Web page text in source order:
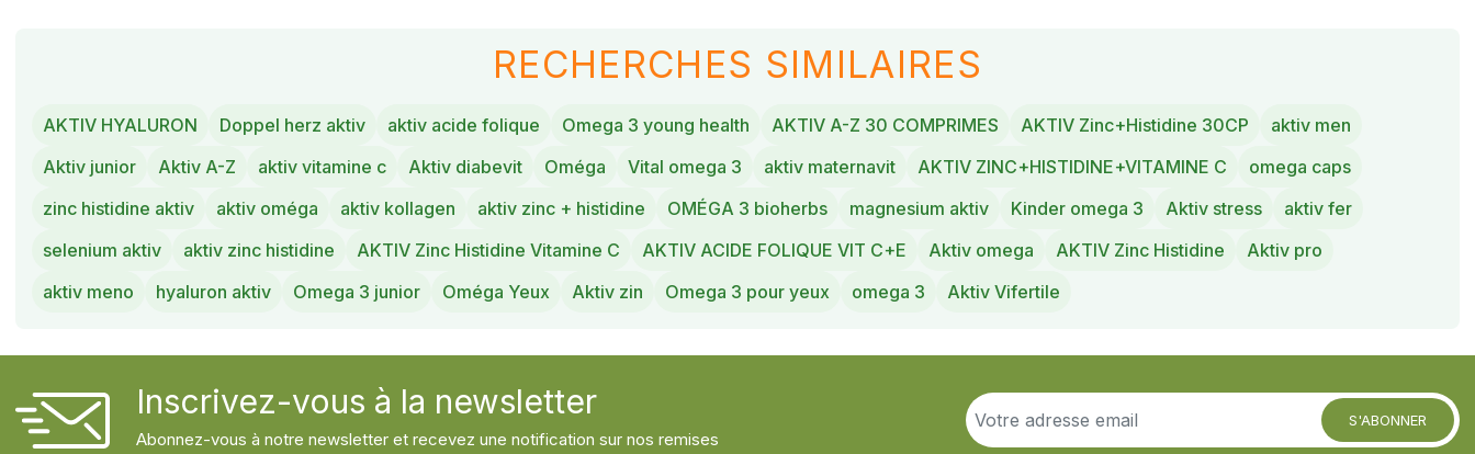
RECHERCHES SIMILAIRES
AKTIV HYALURON Doppel herz aktiv aktiv acide folique Omega 3 young health AKTIV A-Z 30 COMPRIMES AKTIV Zinc+Histidine 30CP
aktiv men
Aktiv junior
Aktiv A-Z aktiv vitamine c Aktiv diabevit Oméga Vital omega 3 aktiv maternavit AKTIV ZINC+HISTIDINE+VITAMINE C
omega caps
zinc histidine aktiv
aktiv oméga aktiv kollagen aktiv zinc + histidine OMÉGA 3 bioherbs magnesium aktiv Kinder omega 3 Aktiv stress
aktiv fer
selenium aktiv
aktiv zinc histidine AKTIV Zinc Histidine Vitamine C AKTIV ACIDE FOLIQUE VIT C+E Aktiv omega AKTIV Zinc Histidine
Aktiv pro
aktiv meno
hyaluron aktiv Omega 3 junior Oméga Yeux Aktiv zin Omega 3 pour yeux omega 3 Aktiv Vifertile
Inscrivez-vous à la newsletter
Abonnez-vous à notre newsletter et recevez une notification sur nos remises
S'ABONNER